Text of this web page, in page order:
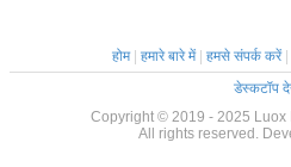
होम| हमारे बारे में| हमसे संपर्क करें|
डेस्कटॉप
Copyright © 2019 - 2025 Luox
All rights reserved.